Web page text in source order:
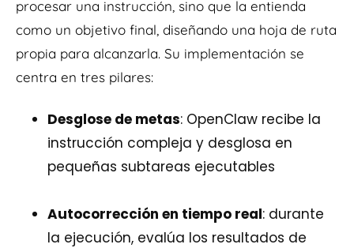
procesar una instrucción, sino que la entienda
como un objetivo final, diseñando una hoja de ruta
propia para alcanzarla. Su implementación se
centra en tres pilares:
Desglose de metas: OpenClaw recibe la
instrucción compleja y desglosa en
pequeñas subtareas ejecutables
Autocorrección en tiempo real: durante
la ejecución, evalúa los resultados de